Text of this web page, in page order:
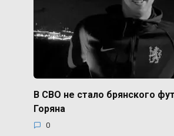
В СВО не стало брянского
Горяна
0